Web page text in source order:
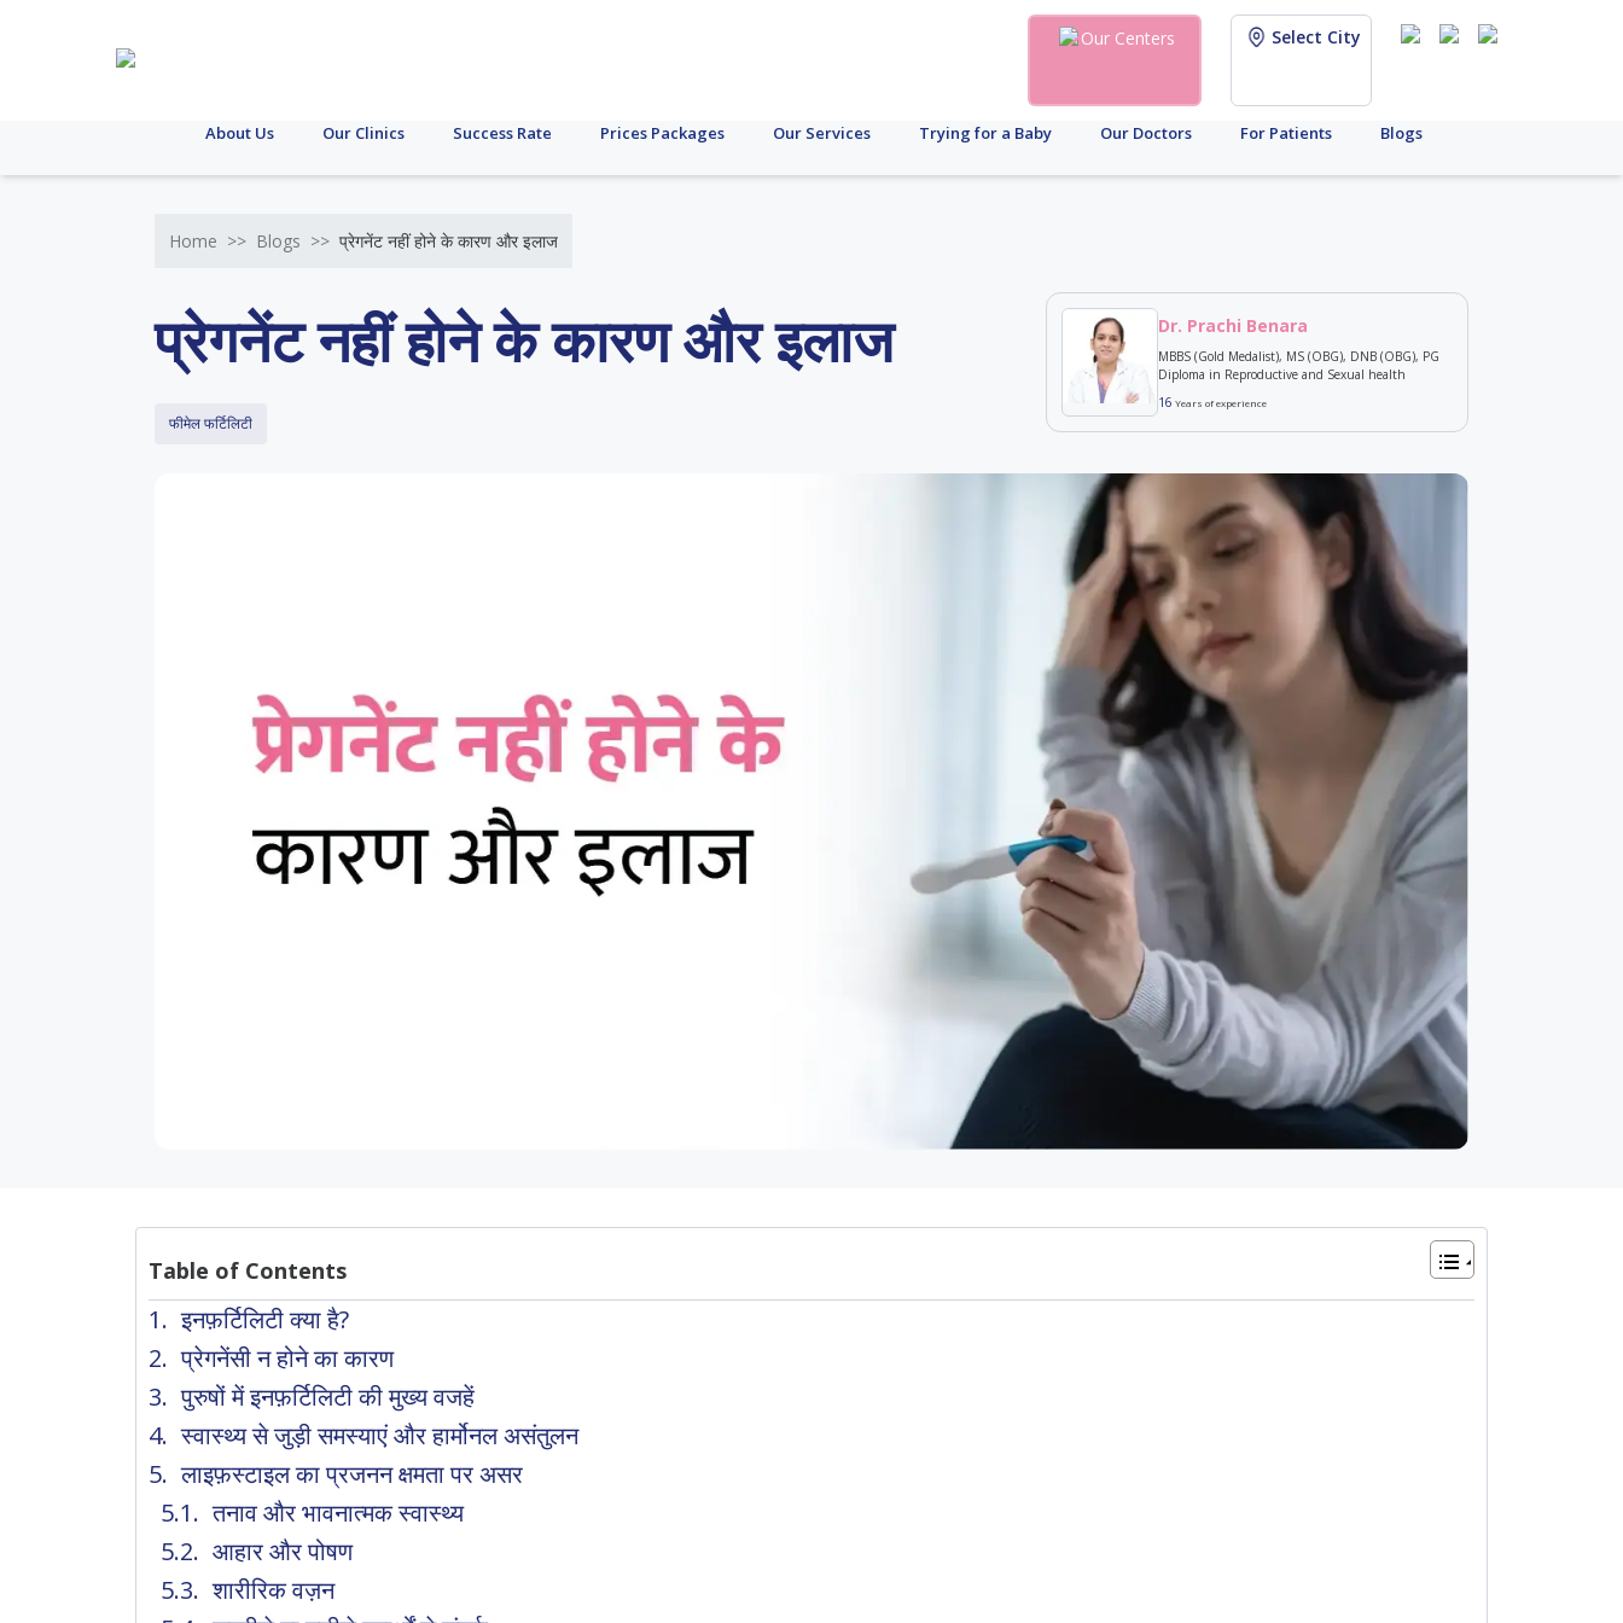
Our Centers Select City
About Us Our Clinics Success Rate Prices Packages Our Services Trying for a Baby Our Doctors For Patients Blogs
Home >> Blogs >> प्रेगनेंट नहीं होने के कारण और इलाज
प्रेगनेंट नहीं होने के कारण और इलाज
फीमेल फर्टिलिटी
Dr. Prachi Benara
MBBS (Gold Medalist), MS (OBG), DNB (OBG), PG
Diploma in Reproductive and Sexual health
16 Years of experience
Table of Contents
इनफ़र्टिलिटी क्या है?
प्रेगनेंसी न होने का कारण
पुरुषों में इनफ़र्टिलिटी की मुख्य वजहें
स्वास्थ्य से जुड़ी समस्याएं और हार्मोनल असंतुलन
लाइफ़स्टाइल का प्रजनन क्षमता पर असर
तनाव और भावनात्मक स्वास्थ्य
आहार और पोषण
शारीरिक वज़न